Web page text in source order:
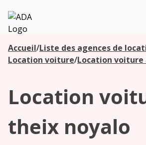
ADA
Accueil/Liste des agences de
Location voiture/Location
Location
theix noyalo
Les
agences à
Commencez
votre